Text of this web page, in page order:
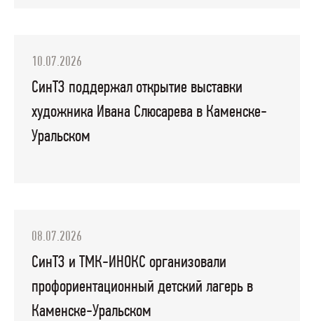
10.07.2026
СинТЗ поддержал открытие выставки
художника Ивана Слюсарева в Каменске-
Уральском
08.07.2026
СинТЗ и ТМК-ИНОКС организовали
профориентационный детский лагерь в
Каменске-Уральском